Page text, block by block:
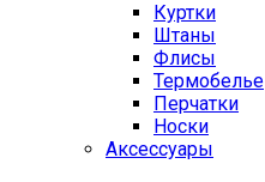
Куртки
Штаны
Флисы
Термобелье
Перчатки
Носки
Аксессуары